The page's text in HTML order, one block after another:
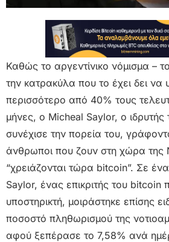
Καθώς το αργεντίνικο νόμισμα –
την κατρακύλα που το έχει δει να
περισσότερο από 40% τους
μήνες, ο Micheal Saylor, ο
συνέχισε την πορεία του,
άνθρωποι που ζουν στη χώρα της
“χρειάζονται τώρα bitcoin”. Σε
Saylor, ένας επικριτής του bitcoin
υποστηρικτή, μοιράστηκε επίσης
ποσοστό πληθωρισμού της
αφού ξεπέρασε το 7,58% ανά